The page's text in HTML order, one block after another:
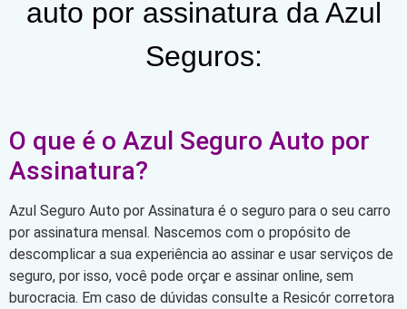
auto por assinatura da Azul
Seguros:
O que é o Azul Seguro Auto por
Assinatura?
Azul Seguro Auto por Assinatura é o seguro para o seu carro
por assinatura mensal. Nascemos com o propósito de
descomplicar a sua experiência ao assinar e usar serviços de
seguro, por isso, você pode orçar e assinar online, sem
burocracia. Em caso de dúvidas consulte a Resicór corretora